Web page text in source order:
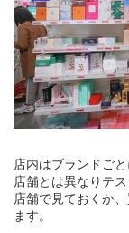
店内はブランドご
店舗とは異なりテ
店舗で見ておくか
ます。